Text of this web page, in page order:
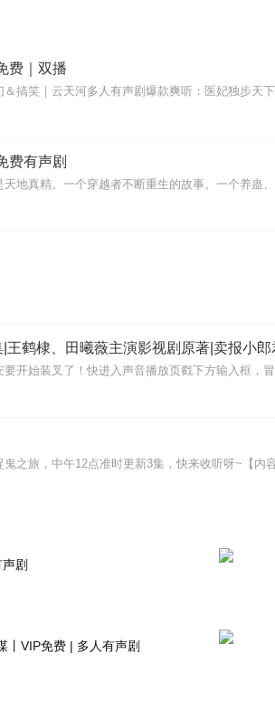
费｜双播
费有声剧
鹤棣、田曦薇主演影视剧原著|卖报小郎
剧
丨VIP免费 | 多人有声剧